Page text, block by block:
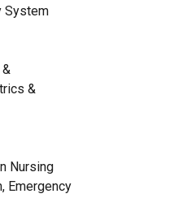
System
&
Nursing
Emergency